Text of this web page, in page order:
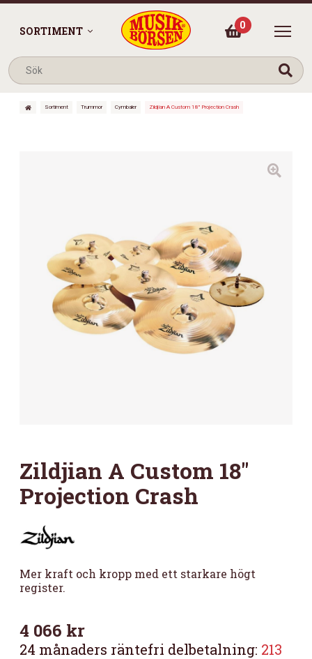
SORTIMENT 0
Sortiment Trummor Cymbaler Zildjian A Custom 18″ Projection Crash
Zildjian A Custom 18″
Projection Crash
Mer kraft och kropp med ett starkare högt
register.
4 066 kr
24 månaders räntefri delbetalning: 213